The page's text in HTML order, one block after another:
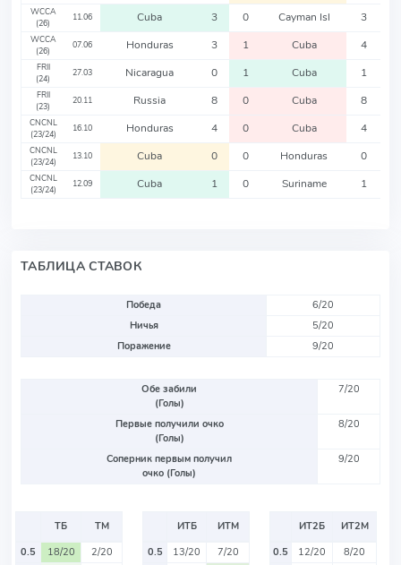
WCCA
(26)
11.06 Cuba 3 0 Cayman Isl 3
WCCA
(26)
07.06 Honduras 3 1 Cuba 4
FRII
(24)
27.03 Nicaragua 0 1 Cuba 1
FRII
(23)
20.11 Russia 8 0 Cuba 8
CNCNL
(23/24)
16.10 Honduras 4 0 Cuba 4
CNCNL
(23/24)
13.10 Cuba 0 0 Honduras 0
CNCNL
(23/24)
12.09 Cuba 1 0 Suriname 1
ТАБЛИЦА СТАВОК
Победа
6/20
Ничья
5/20
Поражение
9/20
Обе забили
(Голы)
7/20
Первые получили очко
(Голы)
8/20
Соперник первым получил
очко (Голы)
9/20
ТБ
ТМ
0.5
18/20
2/20
ИТБ
ИТМ
0.5
13/20
7/20
ИТ2Б
ИТ2М
0.5
12/20
8/20